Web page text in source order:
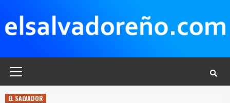
contenido
EL SALVADOR